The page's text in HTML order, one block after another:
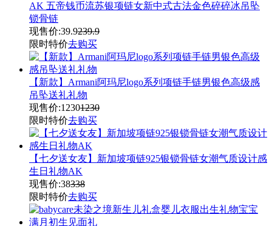
AK 五帝钱币流苏银项链女新中式古法金色碎碎冰吊坠
锁骨链
现售价:39.9239.9
限时特价去购买
【新款】Armani阿玛尼logo系列项链手链男银色高级感
吊坠送礼礼物
现售价:12301230
限时特价去购买
【七夕送女友】新加坡项链925银锁骨链女潮气质设计感
生日礼物AK
现售价:38338
限时特价去购买